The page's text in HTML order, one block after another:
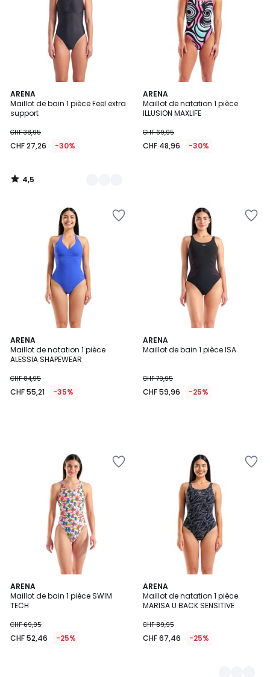
ARENA
Maillot de bain 1 pièce Feel extra
support
CHF 38,95
CHF 27,26 -30%
4,5
/ 5
2
Couleurs
4,5
/
ARENA
Maillot de natation 1 pièce
ILLUSION MAXLIFE
CHF 69,95
CHF 48,96 -30%
ARENA
Maillot de natation 1 pièce
ALESSIA SHAPEWEAR
CHF 84,95
CHF 55,21 -35%
ARENA
Maillot de bain 1 pièce ISA
CHF 79,95
CHF 59,96 -25%
ARENA
Maillot de bain 1 pièce SWIM
TECH
CHF 69,95
CHF 52,46 -25%
ARENA
Maillot de natation 1 pièce
MARISA U BACK SENSITIVE
CHF 89,95
CHF 67,46 -25%
2
Couleurs